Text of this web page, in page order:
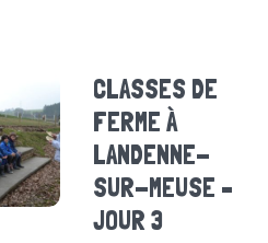
CLASSES DE
FERME À
LANDENNE-
SUR-MEUSE –
JOUR 3